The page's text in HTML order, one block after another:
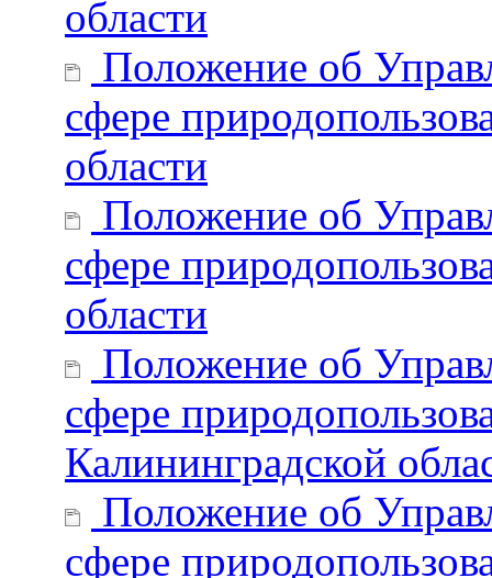
области
Положение об
сфере
области
Положение об
сфере
области
Положение об
сфере
Калининградской
Положение об
сфере